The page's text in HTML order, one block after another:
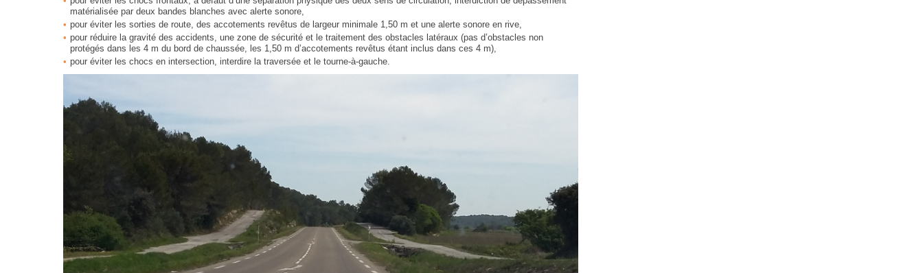
matérialisée par deux bandes blanches avec alerte sonore,
pour éviter les sorties de route, des accotements revêtus de largeur minimale 1,50 m et une alerte sonore en rive,
pour réduire la gravité des accidents, une zone de sécurité et le traitement des obstacles latéraux (pas d’obstacles non
protégés dans les 4 m du bord de chaussée, les 1,50 m d’accotements revêtus étant inclus dans ces 4 m),
pour éviter les chocs en intersection, interdire la traversée et le tourne-à-gauche.